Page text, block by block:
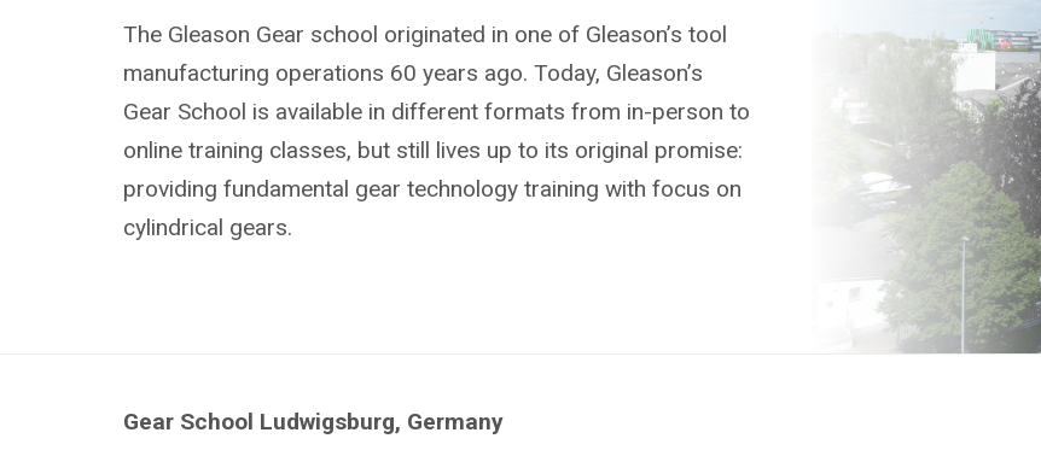
The Gleason Gear school originated in one of Gleason’s tool
manufacturing operations 60 years ago. Today, Gleason’s
Gear School is available in different formats from in-person to
online training classes, but still lives up to its original promise:
providing fundamental gear technology training with focus on
cylindrical gears.
Gear School Ludwigsburg, Germany